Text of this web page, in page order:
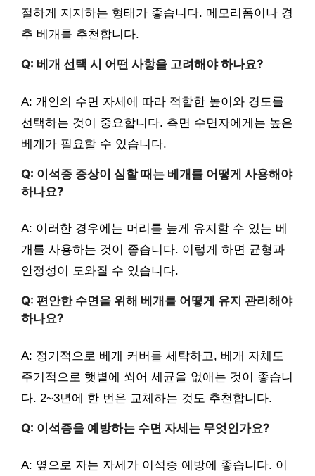
절하게 지지하는 형태가 좋습니다. 메모리폼이나 경
추 베개를 추천합니다.
Q: 베개 선택 시 어떤 사항을 고려해야 하나요?
A: 개인의 수면 자세에 따라 적합한 높이와 경도를
선택하는 것이 중요합니다. 측면 수면자에게는 높은
베개가 필요할 수 있습니다.
Q: 이석증 증상이 심할 때는 베개를 어떻게 사용해야
하나요?
A: 이러한 경우에는 머리를 높게 유지할 수 있는 베
개를 사용하는 것이 좋습니다. 이렇게 하면 균형과
안정성이 도와질 수 있습니다.
Q: 편안한 수면을 위해 베개를 어떻게 유지 관리해야
하나요?
A: 정기적으로 베개 커버를 세탁하고, 베개 자체도
주기적으로 햇볕에 쐬어 세균을 없애는 것이 좋습니
다. 2~3년에 한 번은 교체하는 것도 추천합니다.
Q: 이석증을 예방하는 수면 자세는 무엇인가요?
A: 옆으로 자는 자세가 이석증 예방에 좋습니다. 이